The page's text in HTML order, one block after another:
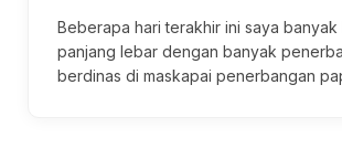
Beberapa hari terakhir ini saya
panjang lebar dengan banyak
berdinas di maskapai penerbangan